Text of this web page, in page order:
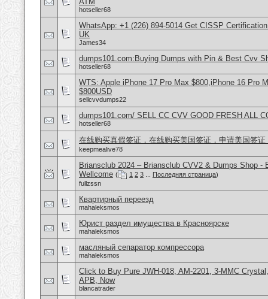
hotseller68
WhatsApp: +1 (226) 894-5014​ Get CISSP
UK
James34
dumps101.com:Buying Dumps with Pin & Best Cvv
hotseller68
WTS: Apple iPhone 17 Pro Max $800,iPhone 16 Pro
$800USD
sellcvvdumps22
dumps101.com/ SELL CC CVV GOOD FRESH ALL
hotseller68
在线购买真假签证，在线购买美国签证，申请美国签证
keepmealive78
Briansclub 2024 – Briansclub CVV2 & Dumps Shop -
Wellcome ( 1 2 3 Последняя страница)
fullzssn
Квартирный переезд
mahaleksmos
Юрист раздел имущества в Красноярске
mahaleksmos
масляный сепаратор компрессора
mahaleksmos
Click to Buy Pure JWH-018, AM-2201, 3-MMC
APB, Now
blancatrader